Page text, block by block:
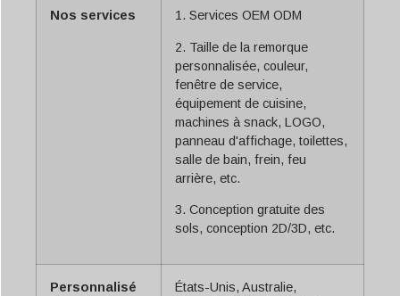
Nos services 1. Services OEM ODM
2. Taille de la remorque
personnalisée, couleur,
fenêtre de service,
équipement de cuisine,
machines à snack, LOGO,
panneau d'affichage, toilettes,
salle de bain, frein, feu
arrière, etc.
3. Conception gratuite des
sols, conception 2D/3D, etc.
Personnalisé
États-Unis, Australie,